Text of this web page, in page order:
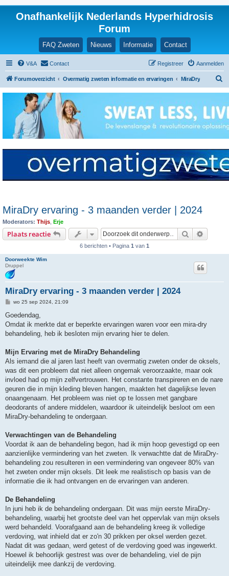
Onafhankelijk Nederlands Hyperhidrosis
Forum
FAQ Zweten Nieuws Informatie Contact
V&A Contact Aanmelden
Registreer
Forumoverzicht Overmatig zweten informatie en ervaringen MiraDry
k
MiraDry ervaring - 3 maanden verder | 2024
Moderators: Thijs Erje
Plaats reactie Zoek
6 berichten • Pagina 1 van 1
Doorweekte Wim
Druppel
MiraDry ervaring - 3 maanden verder | 2024
B
r
c
h
wo 25 sep 2024, 21:09
Goedendag,
Omdat ik merkte dat er beperkte ervaringen waren voor een mira-dry
behandeling, heb ik besloten mijn ervaring hier te delen.
Mijn Ervaring met de MiraDry Behandeling
Als iemand die al jaren last heeft van overmatig zweten onder de oksels,
was dit een probleem dat niet alleen ongemak veroorzaakte, maar ook
invloed had op mijn zelfvertrouwen. Het constante transpireren en de nare
geuren die in mijn kleding bleven hangen, maakten het dagelijkse leven
onaangenaam. Het probleem was niet op te lossen met gangbare
deodorants of andere middelen, waardoor ik uiteindelijk besloot om een
MiraDry-behandeling te ondergaan.
Verwachtingen van de Behandeling
Voordat ik aan de behandeling begon, had ik mijn hoop gevestigd op een
aanzienlijke vermindering van het zweten. Ik verwachtte dat de MiraDry-
behandeling zou resulteren in een vermindering van ongeveer 80% van
het zweten onder mijn oksels. Dit leek me realistisch op basis van de
informatie die ik had ontvangen en de ervaringen van anderen.
De Behandeling
In juni heb ik de behandeling ondergaan. Dit was mijn eerste MiraDry-
behandeling, waarbij het grootste deel van het oppervlak van mijn oksels
werd behandeld. Voorafgaand aan de behandeling kreeg ik volledige
verdoving, wat inhield dat er zo'n 30 prikken per oksel werden gezet.
Nadat dit was gedaan, werd getest of de verdoving goed was ingewerkt.
Hoewel ik behoorlijk gestrest was over de behandeling, viel de pijn
uiteindelijk mee dankzij de verdoving.